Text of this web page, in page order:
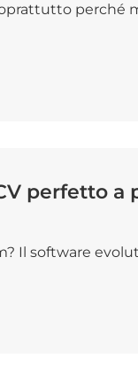
perché
perfetto a
Il software